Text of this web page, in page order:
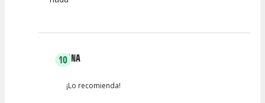
10ANA
¡Lo recomienda!